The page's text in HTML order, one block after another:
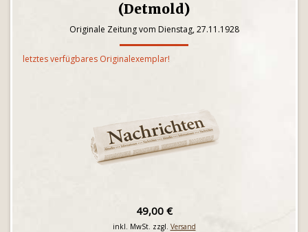
(Detmold)
Originale Zeitung vom Dienstag, 27.11.1928
letztes verfügbares Originalexemplar!
49,00 €
inkl. MwSt. zzgl. Versand